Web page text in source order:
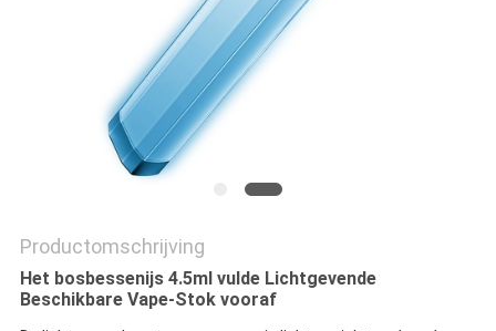
Productomschrijving
Het bosbessenijs 4.5ml vulde Lichtgevende
Beschikbare Vape-Stok vooraf